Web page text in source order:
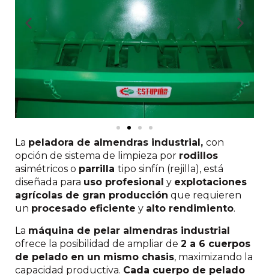
La peladora de almendras industrial, con
opción de sistema de limpieza por rodillos
asimétricos o parrilla tipo sinfín (rejilla), está
diseñada para uso profesional y explotaciones
agrícolas de gran producción que requieren
un procesado eficiente y alto rendimiento.
La máquina de pelar almendras industrial
ofrece la posibilidad de ampliar de 2 a 6 cuerpos
de pelado en un mismo chasis, maximizando la
capacidad productiva. Cada cuerpo de pelado